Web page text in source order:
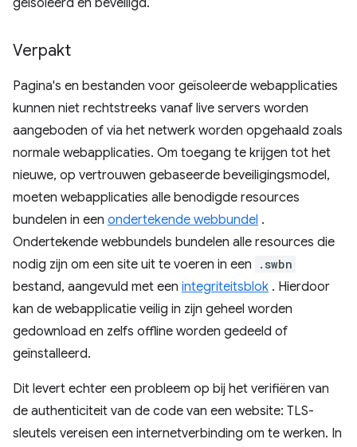
geïsoleerd en beveiligd.
Verpakt
Pagina's en bestanden voor geïsoleerde webapplicaties
kunnen niet rechtstreeks vanaf live servers worden
aangeboden of via het netwerk worden opgehaald zoals
normale webapplicaties. Om toegang te krijgen tot het
nieuwe, op vertrouwen gebaseerde beveiligingsmodel,
moeten webapplicaties alle benodigde resources
bundelen in een ondertekende webbundel .
Ondertekende webbundels bundelen alle resources die
nodig zijn om een ​​site uit te voeren in een
.swbn
bestand, aangevuld met een integriteitsblok . Hierdoor
kan de webapplicatie veilig in zijn geheel worden
gedownload en zelfs offline worden gedeeld of
geïnstalleerd.
Dit levert echter een probleem op bij het verifiëren van
de authenticiteit van de code van een website: TLS-
sleutels vereisen een internetverbinding om te werken. In